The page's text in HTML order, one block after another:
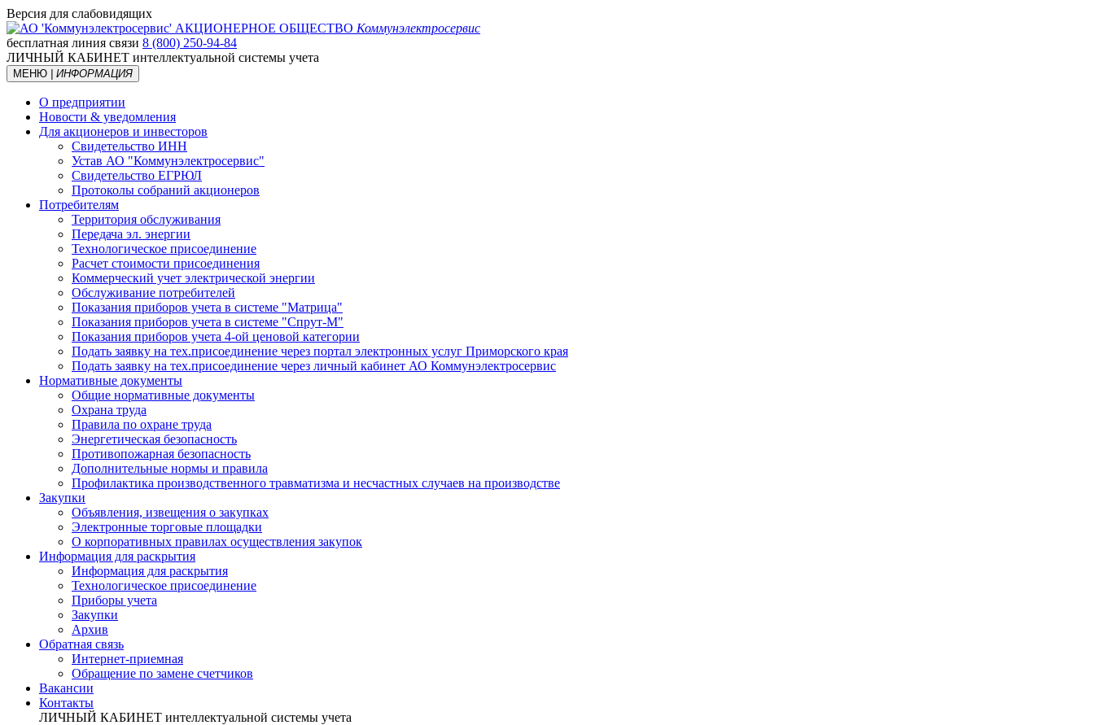
Версия для слабовидящих
АКЦИОНЕРНОЕ ОБЩЕСТВО Коммунэлектросервис
бесплатная линия связи 8 (800) 250-94-84
ЛИЧНЫЙ КАБИНЕТ интеллектуальной системы учета
МЕНЮ | ИНФОРМАЦИЯ
О предприятии
Новости & уведомления
Для акционеров и инвесторов
Свидетельство ИНН
Устав АО "Коммунэлектросервис"
Свидетельство ЕГРЮЛ
Протоколы собраний акционеров
Потребителям
Территория обслуживания
Передача эл. энергии
Технологическое присоединение
Расчет стоимости присоединения
Коммерческий учет электрической энергии
Обслуживание потребителей
Показания приборов учета в системе "Матрица"
Показания приборов учета в системе "Спрут-М"
Показания приборов учета 4-ой ценовой категории
Подать заявку на тех.присоединение через портал электронных услуг Приморского края
Подать заявку на тех.присоединение через личный кабинет АО Коммунэлектросервис
Нормативные документы
Общие нормативные документы
Охрана труда
Правила по охране труда
Энергетическая безопасность
Противопожарная безопасность
Дополнительные нормы и правила
Профилактика производственного травматизма и несчастных случаев на производстве
Закупки
Объявления, извещения о закупках
Электронные торговые площадки
О корпоративных правилах осуществления закупок
Информация для раскрытия
Информация для раскрытия
Технологическое присоединение
Приборы учета
Закупки
Архив
Обратная связь
Интернет-приемная
Обращение по замене счетчиков
Вакансии
Контакты
ЛИЧНЫЙ КАБИНЕТ интеллектуальной системы учета